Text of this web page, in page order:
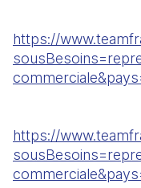
https://
https://